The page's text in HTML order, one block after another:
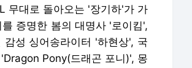
무대로 돌아오는 '장기하'가 가
증명한 봄의 대명사 '로이킴',
성 싱어송라이터 '하현상', 국
Pony(드래곤 포니)', 몽